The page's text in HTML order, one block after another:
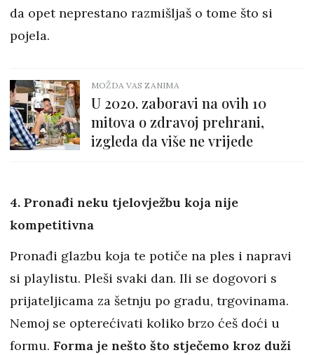
da opet neprestano razmišljaš o tome što si
pojela.
MOŽDA VAS ZANIMA
U 2020. zaboravi na ovih 10
mitova o zdravoj prehrani,
izgleda da više ne vrijede
4. Pronađi neku tjelovježbu koja nije
kompetitivna
Pronađi glazbu koja te potiče na ples i napravi
si playlistu. Pleši svaki dan. Ili se dogovori s
prijateljicama za šetnju po gradu, trgovinama.
Nemoj se opterećivati koliko brzo ćeš doći u
formu. Forma je nešto što stječemo kroz duži